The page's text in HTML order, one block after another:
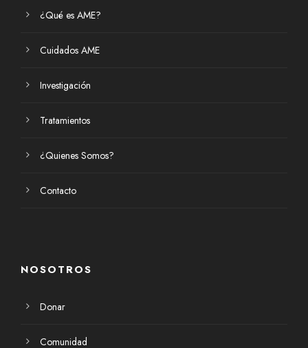
¿Qué es AME?
Cuidados AME
Investigación
Tratamientos
¿Quienes Somos?
Contacto
NOSOTROS
Donar
Comunidad